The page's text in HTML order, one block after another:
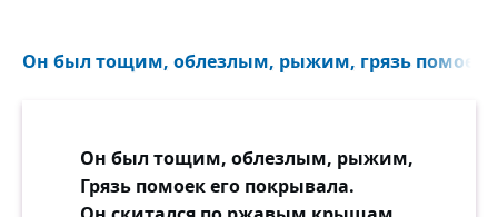
Он был тощим, облезлым, рыжим, грязь помоек
Он был тощим, облезлым, рыжим,
Грязь помоек его покрывала.